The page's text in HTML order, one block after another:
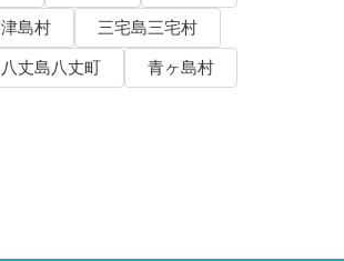
島村
三宅島三宅村
八丈島八丈町
青ヶ島村